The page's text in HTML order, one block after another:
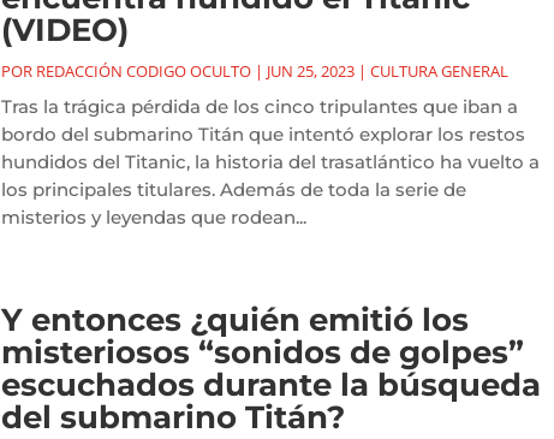
(VIDEO)
POR REDACCIÓN CODIGO OCULTO| JUN 25, 2023| CULTURA GENERAL
Tras la trágica pérdida de los cinco tripulantes que iban a
bordo del submarino Titán que intentó explorar los restos
hundidos del Titanic, la historia del trasatlántico ha vuelto a
los principales titulares. Además de toda la serie de
misterios y leyendas que rodean...
Y entonces ¿quién emitió los
misteriosos “sonidos de golpes”
escuchados durante la búsqueda
del submarino Titán?